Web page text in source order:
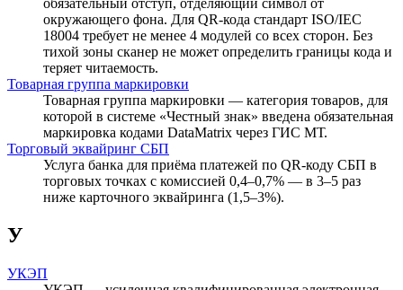
окружающего фона. Для QR-кода стандарт ISO/IEC
18004 требует не менее 4 модулей со всех сторон. Без
тихой зоны сканер не может определить границы кода и
теряет читаемость.
Товарная группа маркировки
Товарная группа маркировки — категория товаров, для
которой в системе «Честный знак» введена обязательная
маркировка кодами DataMatrix через ГИС МТ.
Торговый эквайринг СБП
Услуга банка для приёма платежей по QR-коду СБП в
торговых точках с комиссией 0,4–0,7% — в 3–5 раз
ниже карточного эквайринга (1,5–3%).
У
УКЭП